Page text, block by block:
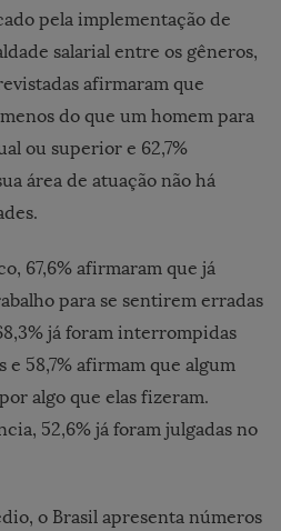
pela implementação de
salarial entre os gêneros,
afirmaram que
do que um homem para
ou superior e 62,7%
área de atuação não há
67,6% afirmaram que já
para se sentirem erradas
já foram interrompidas
58,7% afirmam que algum
algo que elas fizeram.
52,6% já foram julgadas no
o Brasil apresenta números